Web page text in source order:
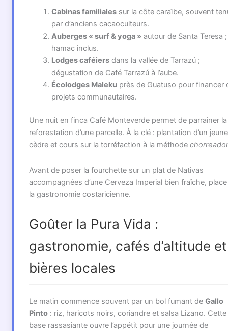
Cabinas familialessur la côte caraïbe, souvent
par d’anciens cacaoculteurs.
Auberges « surf & yoga » autour de Santa Teresa ;
hamac inclus.
Lodges caféiersdans la vallée de Tarrazú ;
dégustation de Café Tarrazú à l’aube.
Écolodges Maleku près de Guatuso pour financer
projets communautaires.
Une nuit en finca Café Monteverde permet de parrainer la
reforestation d’une parcelle. À la clé : plantation d’un jeune
cèdre et cours sur la torréfaction à la méthode chorreador
Avant de poser la fourchette sur un plat de Nativas
accompagnées d’une Cerveza Imperial bien fraîche,
la gastronomie costaricienne.
Goûter la Pura Vida :
gastronomie, cafés d’altitude et
bières locales
Le matin commence souvent par un bol fumant de Gallo
Pinto: riz, haricots noirs, coriandre et salsa Lizano. Cette
base rassasiante ouvre l’appétit pour une journée de